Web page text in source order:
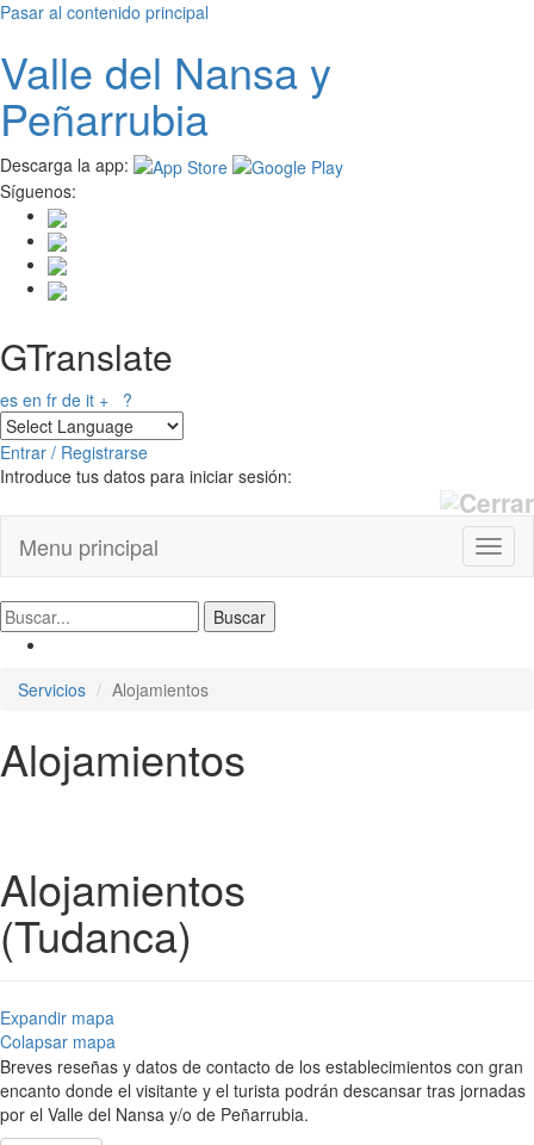
Pasar al contenido principal
Valle del Nansay
Peñarrubia
Descarga la app:
Síguenos:
GTranslate
es en fr de it + ?
Entrar / Registrarse
Introduce tus datos para iniciar sesión:
Menu principal
Servicios Alojamientos
Alojamientos
Alojamientos
(Tudanca)
Expandir mapa
Colapsar mapa
Breves reseñas y datos de contacto de los establecimientos con gran
encanto donde el visitante y el turista podrán descansar tras jornadas
por el Valle del Nansa y/o de Peñarrubia.